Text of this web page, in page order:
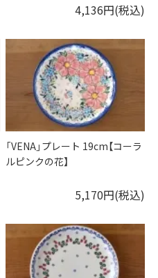
4,136円(税込)
「VENA」プレート 19cm【コーラ
ルピンクの花】
5,170円(税込)